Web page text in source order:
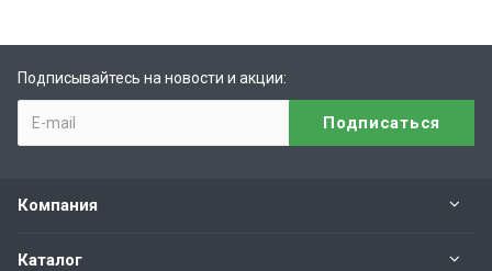
Подписывайтесь на новости и акции:
Компания
Каталог